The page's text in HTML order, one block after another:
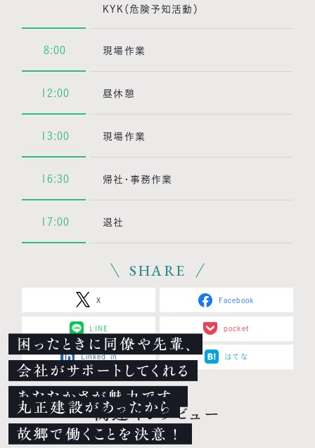
KYK（危険予知活動）
8:00 現場作業
12:00 昼休憩
13:00 現場作業
16:30 帰社・事務作業
17:00 退社
SHARE
X Facebook
LINE pocket
Linked in はてな
関連インタビュー
INTERVIEW
困ったときに同僚や先輩、
会社がサポートしてくれる
あたたかさが魅力です。
丸正建設があったから
故郷で働くことを決意！